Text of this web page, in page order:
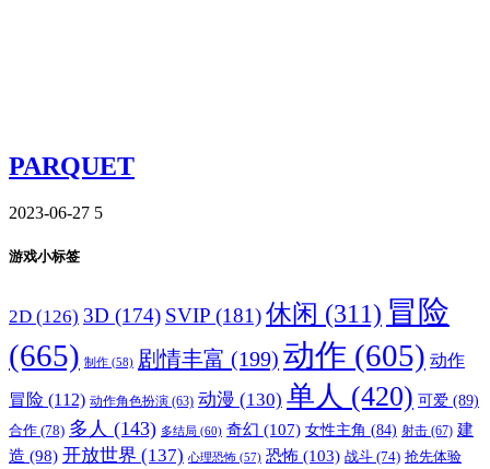
PARQUET
2023-06-27 5
游戏小标签
2D (126) 3D (174) SVIP (181)休闲 (311) 冒险
(665) 制作 (58) 剧情丰富 (199) 动作 (605) 动作
冒险 (112) 动作角色扮演 (63) 动漫 (130) 单人 (420) 可爱 (89)
合作 (78) 多人 (143) 多结局 (60) 奇幻 (107) 女性主角 (84) 射击 (67) 建
造 (98) 开放世界 (137) 心理恐怖 (57) 恐怖 (103) 战斗 (74) 抢先体验